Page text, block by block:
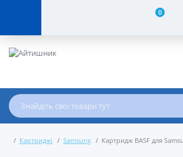
0
Картриджі Samsung Картридж BASF для